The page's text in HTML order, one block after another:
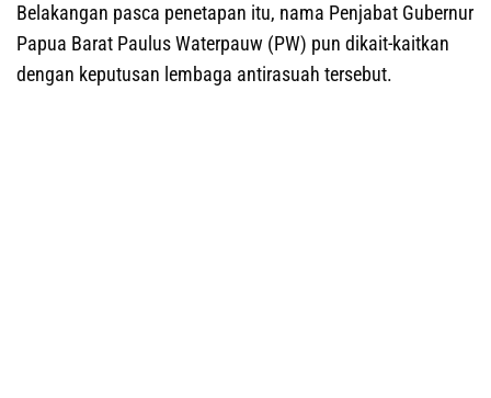
Belakangan pasca penetapan itu, nama Penjabat Gubernur
Papua Barat Paulus Waterpauw (PW) pun dikait-kaitkan
dengan keputusan lembaga antirasuah tersebut.